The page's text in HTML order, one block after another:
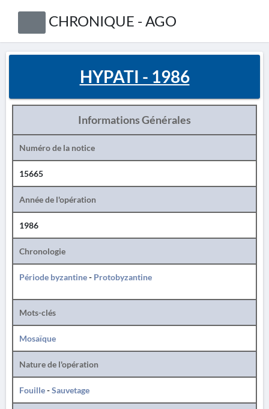
CHRONIQUE - AGO
HYPATI - 1986
Informations Générales
Numéro de la notice
15665
Année de l'opération
1986
Chronologie
Période byzantine- Protobyzantine
Mots-clés
Mosaïque
Nature de l'opération
Fouille-Sauvetage